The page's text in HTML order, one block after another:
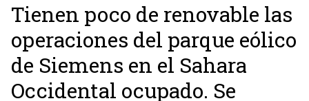
Tienen poco de renovable las
operaciones del parque eólico
de Siemens en el Sahara
Occidental ocupado. Se